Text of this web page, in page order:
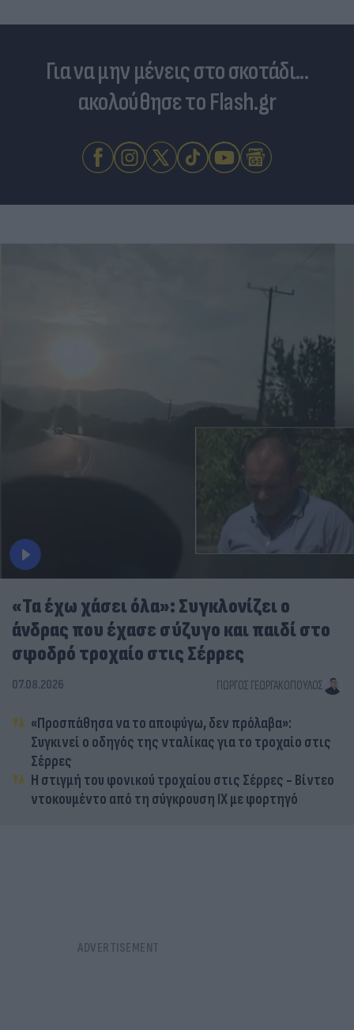
Για να μην μένεις στο σκοτάδι...
ακολούθησε το Flash.gr
«Τα έχω χάσει όλα»: Συγκλονίζει ο
άνδρας που έχασε σύζυγο και παιδί στο
σφοδρό τροχαίο στις Σέρρες
07.08.2026 ΓΙΏΡΓΟΣ ΓΕΩΡΓΑΚΌΠΟΥΛΟΣ
«Προσπάθησα να το αποφύγω, δεν πρόλαβα»:
Συγκινεί ο οδηγός της νταλίκας για το τροχαίο στις
Σέρρες
Η στιγμή του φονικού τροχαίου στις Σέρρες - Βίντεο
ντοκουμέντο από τη σύγκρουση ΙΧ με φορτηγό